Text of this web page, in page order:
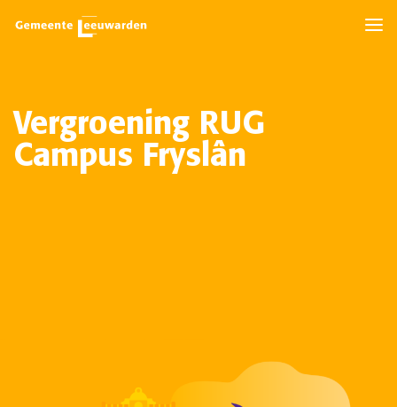
Vergroening RUG
Campus Fryslân